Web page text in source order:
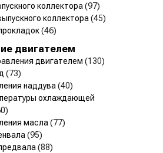
коллектора (97)
коллектора (45)
(46)
двигателем
двигателем (130)
(73)
наддува (40)
охлаждающей
масла (77)
(95)
(88)